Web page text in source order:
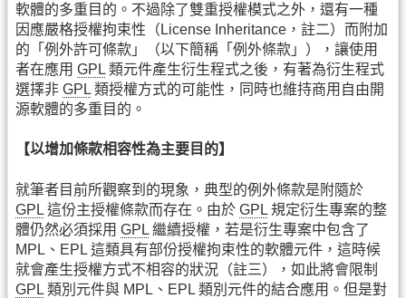
軟體的多重目的。不過除了雙重授權模式之外，還有一種
因應嚴格授權拘束性（License Inheritance，註二）而附加
的「例外許可條款」（以下簡稱「例外條款」），讓使用
者在應用 GPL 類元件產生衍生程式之後，有著為衍生程式
選擇非 GPL 類授權方式的可能性，同時也維持商用自由開
源軟體的多重目的。
【以增加條款相容性為主要目的】
就筆者目前所觀察到的現象，典型的例外條款是附隨於
GPL 這份主授權條款而存在。由於 GPL 規定衍生專案的整
體仍然必須採用 GPL 繼續授權，若是衍生專案中包含了
MPL、EPL 這類具有部份授權拘束性的軟體元件，這時候
就會產生授權方式不相容的狀況（註三），如此將會限制
GPL 類別元件與 MPL、EPL 類別元件的結合應用。但是對